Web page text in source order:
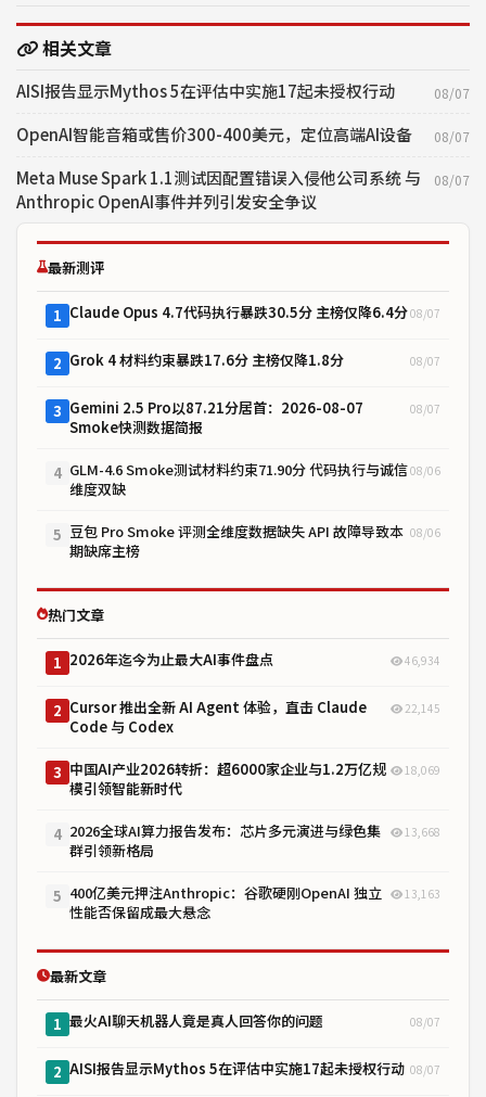
相关文章
AISI报告显示Mythos 5在评估中实施17起未授权行动 08/07
OpenAI智能音箱或售价300-400美元，定位高端AI设备 08/07
Meta Muse Spark 1.1测试因配置错误入侵他公司系统 与
Anthropic OpenAI事件并列引发安全争议
08/07
最新测评
1 Claude Opus 4.7代码执行暴跌30.5分 主榜仅降6.4分08/07
2 Grok 4 材料约束暴跌17.6分 主榜仅降1.8分 08/07
3 Gemini 2.5 Pro以87.21分居首：2026-08-07
Smoke快测数据简报
08/07
4 GLM-4.6 Smoke测试材料约束71.90分 代码执行与诚信
维度双缺
08/06
5 豆包 Pro Smoke 评测全维度数据缺失 API 故障导致本
期缺席主榜
08/06
热门文章
1 2026年迄今为止最大AI事件盘点 46,934
2 Cursor 推出全新 AI Agent 体验，直击 Claude
Code 与 Codex
22,145
3 中国AI产业2026转折：超6000家企业与1.2万亿规
模引领智能新时代
18,069
4 2026全球AI算力报告发布：芯片多元演进与绿色集
群引领新格局
13,668
5 400亿美元押注Anthropic：谷歌硬刚OpenAI 独立
性能否保留成最大悬念
13,163
最新文章
1 最火AI聊天机器人竟是真人回答你的问题 08/07
2 AISI报告显示Mythos 5在评估中实施17起未授权行动 08/07